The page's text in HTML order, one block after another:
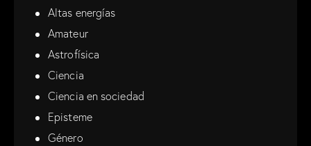
Altas energías
Amateur
Astrofísica
Ciencia
Ciencia en sociedad
Episteme
Género